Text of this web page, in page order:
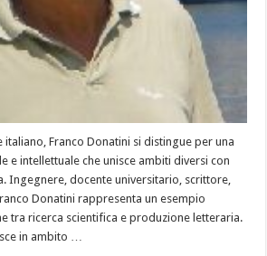
Franco Donatini si distingue per una
e intellettuale che unisce ambiti diversi con
Ingegnere, docente universitario, scrittore,
Donatini rappresenta un esempio
tra ricerca scientifica e produzione letteraria.
in ambito …